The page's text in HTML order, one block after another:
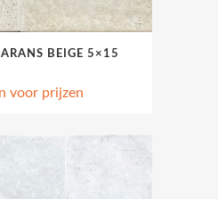
BEIGE 5×15
voor prijzen